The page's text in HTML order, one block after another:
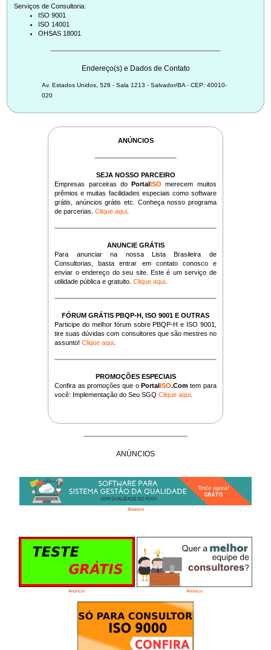
Serviços de Consultoria:
ISO 9001
ISO 14001
OHSAS 18001
Endereço(s) e Dados de Contato
Av. Estados Unidos, 528 - Sala 1213 - Salvador/BA - CEP: 40010-
020
ANÚNCIOS
SEJA NOSSO PARCEIRO
Empresas parceiras doPortalISO merecem muitos
prêmios e muitas facilidades especiais como software
grátis, anúncios grátis etc. Conheça nosso programa
de parcerias.Clique aqui
ANUNCIE GRÁTIS
Para anunciar na nossa Lista Brasileira de
Consultorias, basta entrar em contato conosco e
enviar o endereço do seu site. Este é um serviço de
utilidade pública e gratuito.Clique aqui
FÓRUM GRÁTIS PBQP-H, ISO 9001 E OUTRAS
Participe do melhor fórum sobre PBQP-H e ISO 9001,
tire suas dúvidas com consultores que são mestres no
assunto!Clique aqui
PROMOÇÕES ESPECIAIS
Confira as promoções que oPortalISO.Com tem para
você: Implementação do Seu SGQClique aqui
ANÚNCIOS
Anúncio
Anúncio Anúncio